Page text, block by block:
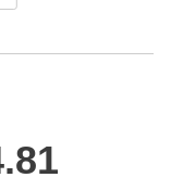
に水光デザインや太